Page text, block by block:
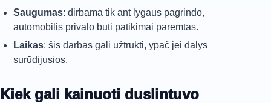
Saugumas: dirbama tik ant lygaus pagrindo,
automobilis privalo būti patikimai paremtas.
Laikas: šis darbas gali užtrukti, ypač jei dalys
surūdijusios.
Kiek gali kainuoti duslintuvo